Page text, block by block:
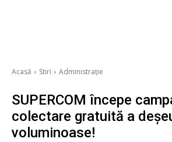
Acasă Stiri Administrație
SUPERCOM începe
colectare gratuită a
voluminoase!